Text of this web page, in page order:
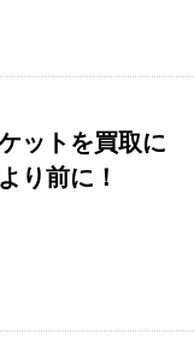
ットを買取に
り前に！